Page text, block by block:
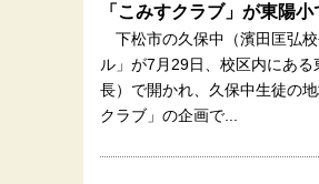
「こみすクラブ」が東陽小
下松市の久保中（濱田匡弘
ル」が7月29日、校区内にあ
長）で開かれ、久保中生徒の
クラブ」の企画で...